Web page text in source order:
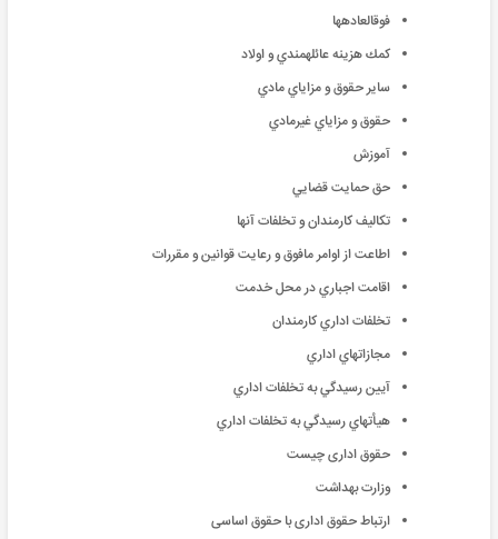
فوقالعادهها
كمك هزينه عائلهمندي و اولاد
ساير حقوق و مزاياي مادي
حقوق و مزاياي غيرمادي
آموزش
حق حمايت قضايي
تكاليف كارمندان و تخلفات آنها
اطاعت از اوامر مافوق و رعايت قوانين و مقررات
اقامت اجباري در محل خدمت
تخلفات اداري كارمندان
مجازاتهاي اداري
آيين رسيدگي به تخلفات اداري
هيأتهاي رسيدگي به تخلفات اداري
حقوق اداری چیست
وزارت بهداشت
ارتباط حقوق اداری با حقوق اساسی